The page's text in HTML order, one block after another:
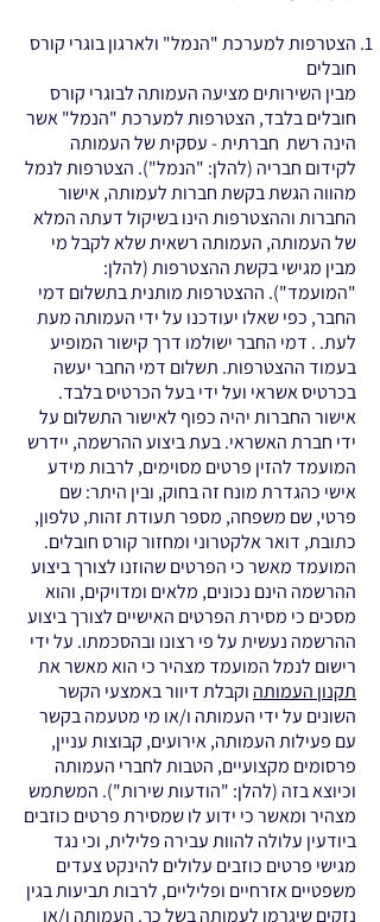
הצטרפות למערכת "הנמל" ולארגון בוגרי קורס
חובלים
מבין השירותים מציעה העמותה לבוגרי קורס
חובלים בלבד, הצטרפות למערכת "הנמל" אשר
הינה רשת חברתית - עסקית של העמותה
לקידום חבריה (להלן: "הנמל"). הצטרפות לנמל
מהווה הגשת בקשת חברות לעמותה, אישור
החברות וההצטרפות הינו בשיקול דעתה המלא
של העמותה, העמותה רשאית שלא לקבל מי
מבין מגישי בקשת ההצטרפות (להלן:
"המועמד"). ההצטרפות מותנית בתשלום דמי
החבר, כפי שאלו יעודכנו על ידי העמותה מעת
לעת. . דמי החבר ישולמו דרך קישור המופיע
בעמוד ההצטרפות. תשלום דמי החבר יעשה
בכרטיס אשראי ועל ידי בעל הכרטיס בלבד.
אישור החברות יהיה כפוף לאישור התשלום על
ידי חברת האשראי. בעת ביצוע ההרשמה, יידרש
המועמד להזין פרטים מסוימים, לרבות מידע
אישי כהגדרת מונח זה בחוק, ובין היתר: שם
פרטי, שם משפחה, מספר תעודת זהות, טלפון,
כתובת, דואר אלקטרוני ומחזור קורס חובלים.
המועמד מאשר כי הפרטים שהוזנו לצורך ביצוע
ההרשמה הינם נכונים, מלאים ומדויקים, והוא
מסכים כי מסירת הפרטים האישיים לצורך ביצוע
ההרשמה נעשית על פי רצונו ובהסכמתו. על ידי
רישום לנמל המועמד מצהיר כי הוא מאשר את
תקנון העמותה וקבלת דיוור באמצעי הקשר
השונים על ידי העמותה ו/או מי מטעמה בקשר
עם פעילות העמותה, אירועים, קבוצות עניין,
פרסומים מקצועיים, הטבות לחברי העמותה
וכיוצא בזה (להלן: "הודעות שירות"). המשתמש
מצהיר ומאשר כי ידוע לו שמסירת פרטים כוזבים
ביודעין עלולה להוות עבירה פלילית, וכי נגד
מגישי פרטים כוזבים עלולים להינקט צעדים
משפטיים אזרחיים ופליליים, לרבות תביעות בגין
נזקים שיגרמו לעמותה בשל כך. העמותה ו/או